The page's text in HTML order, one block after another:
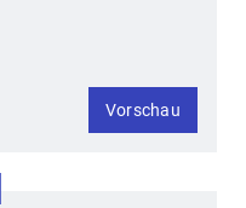
Vorschau